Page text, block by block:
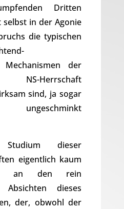
Dritten
selbst in der Agonie
die typischen
Mechanismen der
Herrschaft
sind, ja sogar
dieser
eigentlich kaum
an den rein
Absichten dieses
der, obwohl der